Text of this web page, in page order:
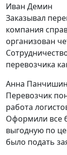
Иван Демин
Заказывал
компания
организован
перевозчика
Анна
Перевозчик
работа
Оформили все
выгодную по
было подать